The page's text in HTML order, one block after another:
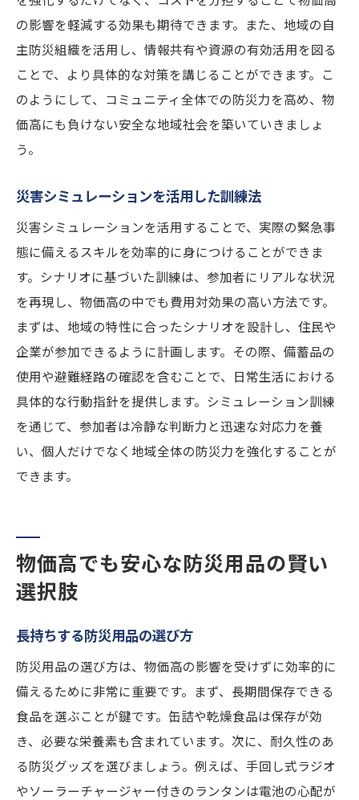
の影響を軽減する効果も期待できます。また、地域の自
主防災組織を活用し、情報共有や資源の有効活用を図る
ことで、より具体的な対策を講じることができます。こ
のようにして、コミュニティ全体での防災力を高め、物
価高にも負けない安全な地域社会を築いていきましょ
う。
災害シミュレーションを活用した訓練法
災害シミュレーションを活用することで、実際の緊急事
態に備えるスキルを効率的に身につけることができま
す。シナリオに基づいた訓練は、参加者にリアルな状況
を再現し、物価高の中でも費用対効果の高い方法です。
まずは、地域の特性に合ったシナリオを設計し、住民や
企業が参加できるように計画します。その際、備蓄品の
使用や避難経路の確認を含むことで、日常生活における
具体的な行動指針を提供します。シミュレーション訓練
を通じて、参加者は冷静な判断力と迅速な対応力を養
い、個人だけでなく地域全体の防災力を強化することが
できます。
物価高でも安心な防災用品の賢い
選択肢
長持ちする防災用品の選び方
防災用品の選び方は、物価高の影響を受けずに効率的に
備えるために非常に重要です。まず、長期間保存できる
食品を選ぶことが鍵です。缶詰や乾燥食品は保存が効
き、必要な栄養素も含まれています。次に、耐久性のあ
る防災グッズを選びましょう。例えば、手回し式ラジオ
やソーラーチャージャー付きのランタンは電池の心配が